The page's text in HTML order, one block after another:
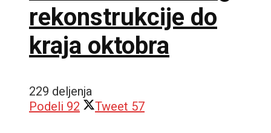
rekonstrukcije do
kraja oktobra
229 deljenja
Podeli 92 Tweet 57